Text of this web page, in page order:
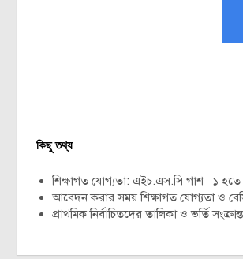
কিছু তথ্য
শিক্ষাগত যোগ্যতা: এইচ.এস.সি গাশ। ১ হতে
আবেদন করার সময় শিক্ষাগত যোগ্যতা ও
প্রাথমিক নির্বাচিতদের তালিকা ও ভর্তি